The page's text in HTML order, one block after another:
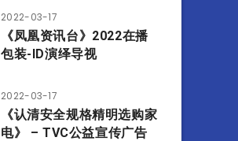
2022-03-17
《凤凰资讯台》2022在播
包装-ID演绎导视
2022-03-17
《认清安全规格精明选购家
电》 – TVC公益宣传广告